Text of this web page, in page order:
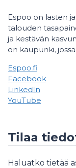
Espoo on lasten
talouden
ja kestävän
on kaupunki,
Espoo.fi
Facebook
LinkedIn
YouTube
Tilaa
Haluatko tietää